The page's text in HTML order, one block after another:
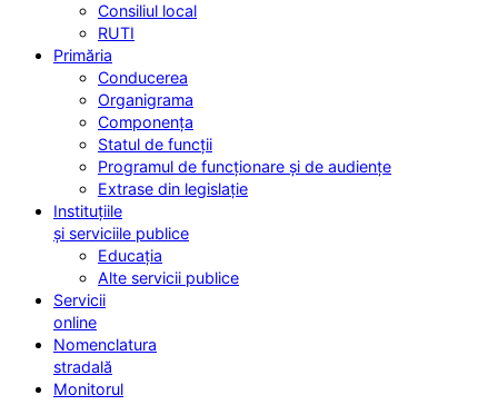
Consiliul local
RUTI
Primăria
Conducerea
Organigrama
Componența
Statul de funcții
Programul de funcționare și de audiențe
Extrase din legislație
Instituțiile
și serviciile publice
Educația
Alte servicii publice
Servicii
online
Nomenclatura
stradală
Monitorul